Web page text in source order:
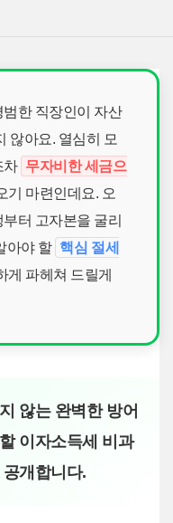
한 직장인이 자산
않아요. 열심히 모
차 무자비한 세금으
기 마련인데요. 오
터 고자본을 굴리
아야 할 핵심 절세
게 파헤쳐 드릴게
않는 완벽한 방어
이자소득세 비과
개합니다.